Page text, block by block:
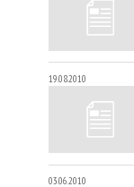
19.08.2010
03.06.2010